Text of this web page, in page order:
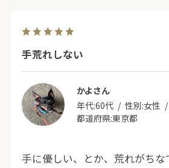
手荒れしない
かよさん
年代:60代 性別:女性
都道府県:東京都
手に優しい、とか、荒れがち